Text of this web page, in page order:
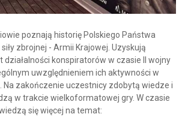
poznają historię Polskiego Państwa
zbrojnej - Armii Krajowej. Uzyskują
konspiratorów w czasie II wojny
uwzględnieniem ich aktywności w
Na zakończenie uczestnicy zdobytą wiedze i
w trakcie wielkoformatowej gry. W czasie
się więcej na temat: